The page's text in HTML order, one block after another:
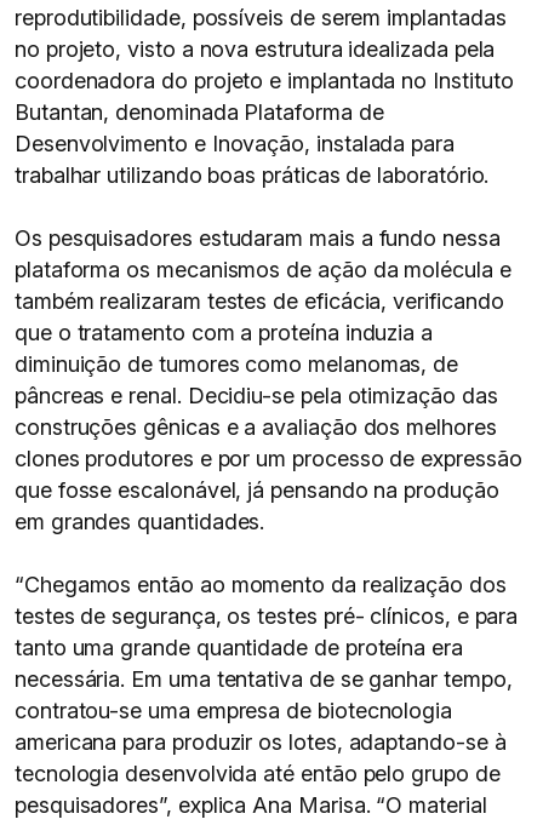
reprodutibilidade, possíveis de serem implantadas
no projeto, visto a nova estrutura idealizada pela
coordenadora do projeto e implantada no Instituto
Butantan, denominada Plataforma de
Desenvolvimento e Inovação, instalada para
trabalhar utilizando boas práticas de laboratório.
Os pesquisadores estudaram mais a fundo nessa
plataforma os mecanismos de ação da molécula e
também realizaram testes de eficácia, verificando
que o tratamento com a proteína induzia a
diminuição de tumores como melanomas, de
pâncreas e renal. Decidiu-se pela otimização das
construções gênicas e a avaliação dos melhores
clones produtores e por um processo de expressão
que fosse escalonável, já pensando na produção
em grandes quantidades.
“Chegamos então ao momento da realização dos
testes de segurança, os testes pré- clínicos, e para
tanto uma grande quantidade de proteína era
necessária. Em uma tentativa de se ganhar tempo,
contratou-se uma empresa de biotecnologia
americana para produzir os lotes, adaptando-se à
tecnologia desenvolvida até então pelo grupo de
pesquisadores”, explica Ana Marisa. “O material